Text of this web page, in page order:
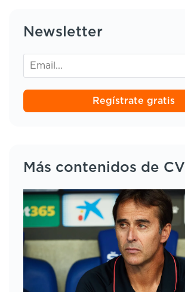
Newsletter
Regístrate gratis
Más contenidos de CV